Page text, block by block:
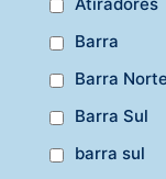
Barra
Barra Norte
Barra Sul
barra sul